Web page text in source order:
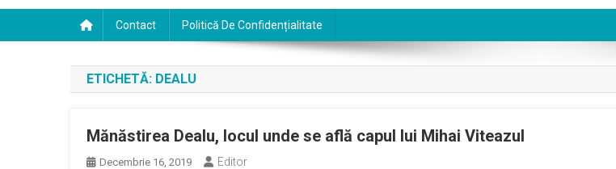
Contact Politică De Confidențialitate
ETICHETĂ: DEALU
Mănăstirea Dealu, locul unde se află capul lui Mihai Viteazul
Decembrie 16, 2019 Editor